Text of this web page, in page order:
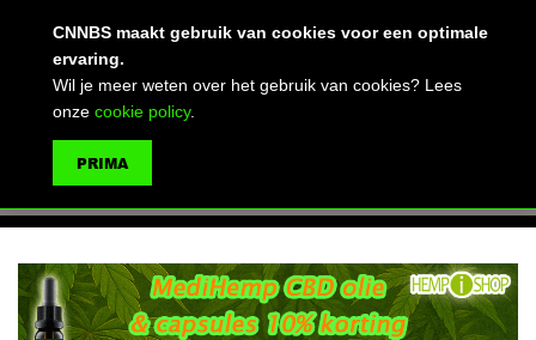
CNNBS maakt gebruik van cookies voor een optimale
ervaring.
Wil je meer weten over het gebruik van cookies? Lees
onze cookie policy.
PRIMA